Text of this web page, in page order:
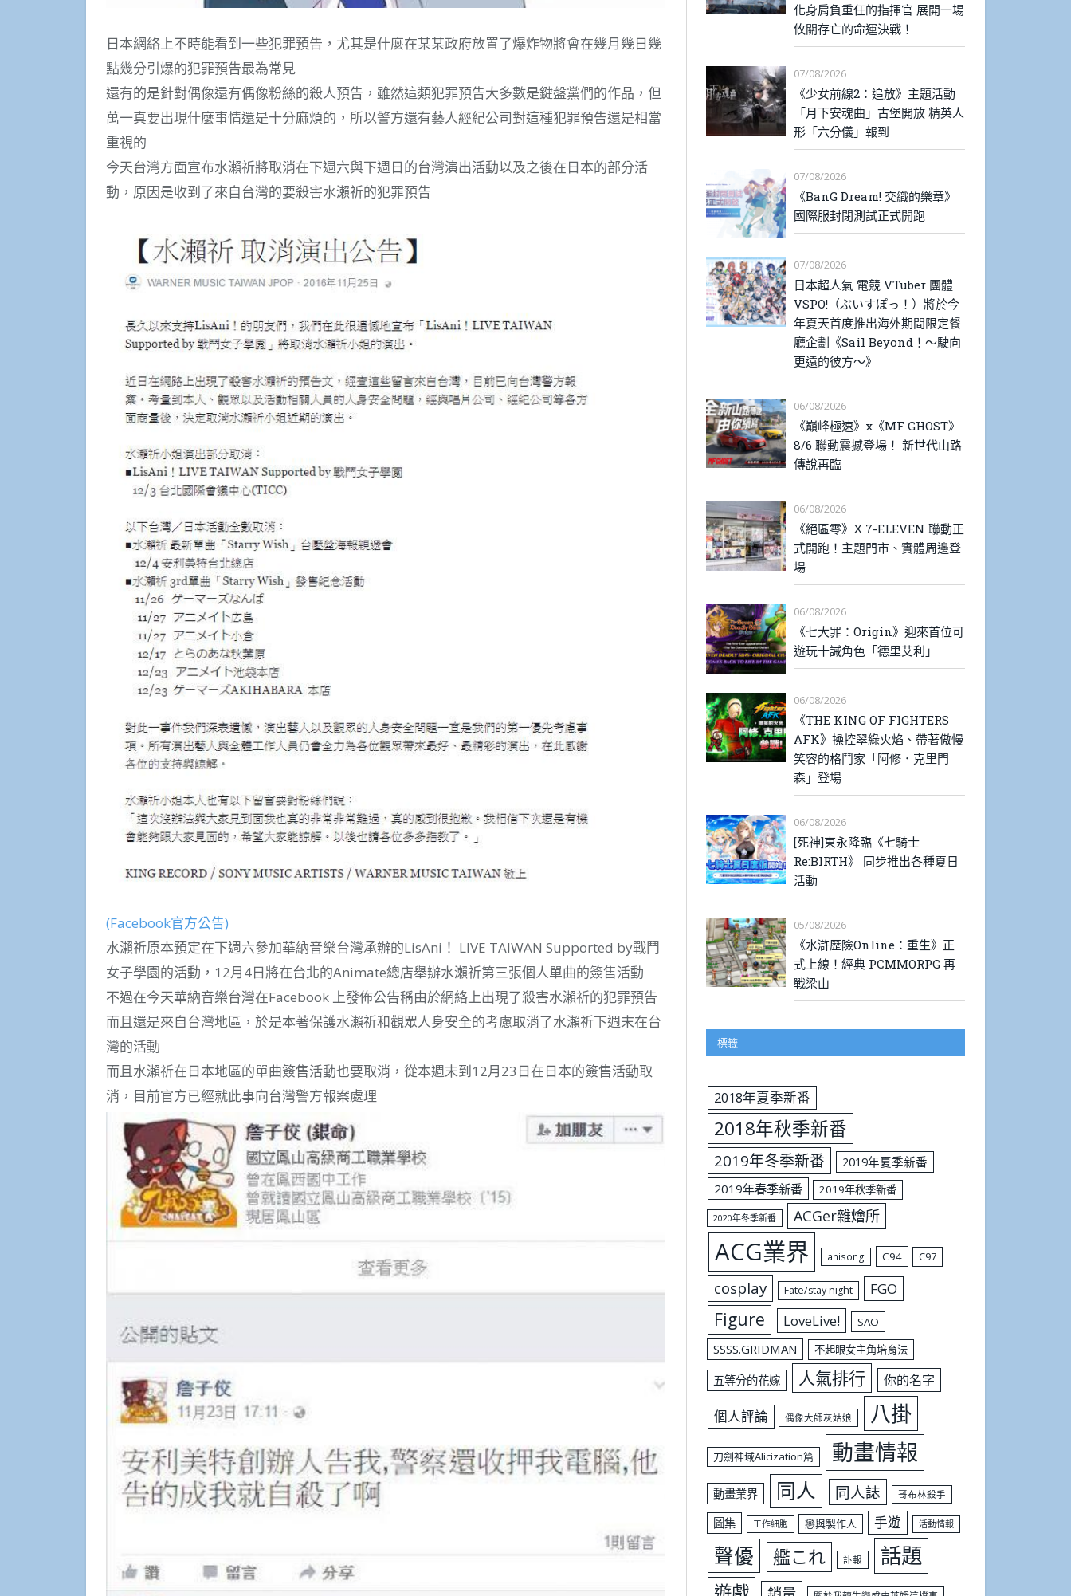
日本網絡上不時能看到一些犯罪預告，尤其是什麼在某某政府放置了爆炸物將會在幾月幾日幾
點幾分引爆的犯罪預告最為常見
還有的是針對偶像還有偶像粉絲的殺人預告，雖然這類犯罪預告大多數是鍵盤黨們的作品，但
萬一真要出現什麼事情還是十分麻煩的，所以警方還有藝人經紀公司對這種犯罪預告還是相當
重視的
今天台灣方面宣布水瀨祈將取消在下週六與下週日的台灣演出活動以及之後在日本的部分活
動，原因是收到了來自台灣的要殺害水瀨祈的犯罪預告
(Facebook官方公告)
水瀨祈原本預定在下週六參加華納音樂台灣承辦的LisAni！ LIVE TAIWAN Supported by戰鬥
女子學園的活動，12月4日將在台北的Animate總店舉辦水瀨祈第三張個人單曲的簽售活動
不過在今天華納音樂台灣在Facebook 上發佈公告稱由於網絡上出現了殺害水瀨祈的犯罪預告
而且還是來自台灣地區，於是本著保護水瀨祈和觀眾人身安全的考慮取消了水瀨祈下週末在台
灣的活動
而且水瀨祈在日本地區的單曲簽售活動也要取消，從本週末到12月23日在日本的簽售活動取
消，目前官方已經就此事向台灣警方報案處理
化身肩負重任的指揮官 展開一場
攸關存亡的命運決戰！
07/08/2026
《少女前線2：追放》主題活動
「月下安魂曲」古堡開放 精英人
形「六分儀」報到
07/08/2026
《BanG Dream! 交織的樂章》
國際服封閉測試正式開跑
07/08/2026
日本超人氣 電競 VTuber 團體
VSPO!（ぶいすぽっ！）將於今
年夏天首度推出海外期間限定餐
廳企劃《Sail Beyond！～駛向
更遠的彼方～》
06/08/2026
《巔峰極速》x《MF GHOST》
8/6 聯動震撼登場！ 新世代山路
傳說再臨
06/08/2026
《絕區零》X 7-ELEVEN 聯動正
式開跑！主題門市、實體周邊登
場
06/08/2026
《七大罪：Origin》迎來首位可
遊玩十誡角色「德里艾利」
06/08/2026
《THE KING OF FIGHTERS
AFK》操控翠綠火焰、帶著傲慢
笑容的格鬥家「阿修．克里門
森」登場
06/08/2026
[死神]東永降臨《七騎士
Re:BIRTH》 同步推出各種夏日
活動
05/08/2026
《水滸歷險Online：重生》正
式上線！經典 PCMMORPG 再
戰梁山
標籤
2018年夏季新番
2018年秋季新番
2019年冬季新番
2019年夏季新番
2019年春季新番
2019年秋季新番
2020年冬季新番 ACGer雜燴所
ACG業界 anisong C94 C97
cosplay Fate/stay night FGO
Figure LoveLive! SAO
SSSS.GRIDMAN 不起眼女主角培育法
五等分的花嫁 人氣排行 你的名字
個人評論 偶像大師灰姑娘 八掛
刀劍神域Alicization篇 動畫情報
動畫業界 同人 同人誌 哥布林殺手
圖集 工作細胞 戀與製作人 手遊 活動情報
聲優 艦これ 訃報 話題